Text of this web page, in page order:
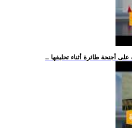
أجنحة طائرة أثناء تحليقها